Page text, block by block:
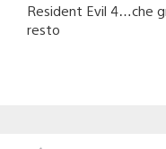
Resident Evil 4…che
resto